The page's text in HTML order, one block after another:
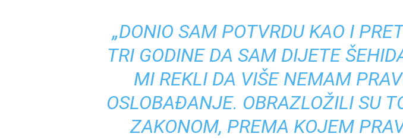
„DONIO SAM POTVRDU KAO I
TRI GODINE DA SAM DIJETE
MI REKLI DA VIŠE NEMAM
OSLOBAĐANJE. OBRAZLOŽILI SU
ZAKONOM, PREMA KOJEM